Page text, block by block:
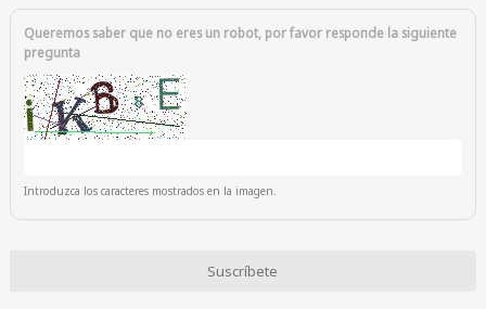
Queremos saber que no eres un robot, por favor responde la siguiente
pregunta
Introduzca los caracteres mostrados en la imagen.